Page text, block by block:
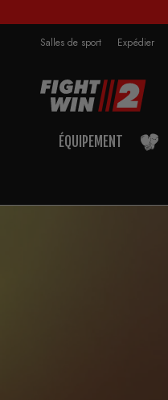
Salles de sport Expédier
ÉQUIPEMENT